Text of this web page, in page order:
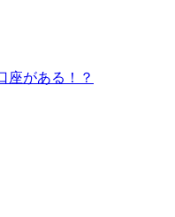
座がある！？